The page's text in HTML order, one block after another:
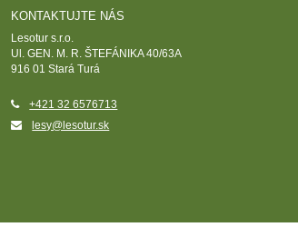
KONTAKTUJTE NÁS
Lesotur s.r.o.
Ul. GEN. M. R. ŠTEFÁNIKA 40/63A
916 01 Stará Turá
+421 32 6576713
lesy@lesotur.sk